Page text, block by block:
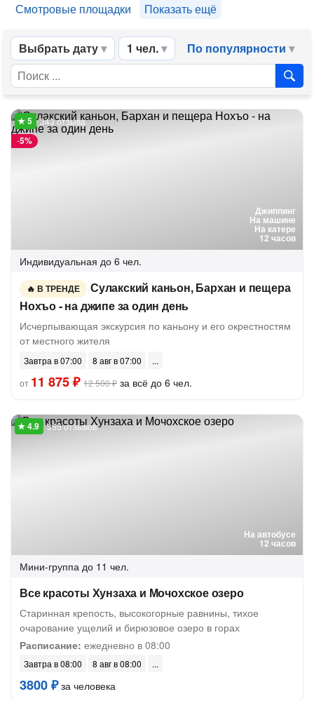
Смотровые площадки
Показать ещё
Выбрать дату 1 чел. По популярности
Джиппинг
На машине
На катере
12 часов
-5%
343 отзыва
Индивидуальная до 6 чел.
В ТРЕНДЕ
Сулакский каньон, Бархан и пещера
Нохъо - на джипе за один день
Исчерпывающая экскурсия по каньону и его окрестностям
от местного жителя
Завтра в 07:00
8 авг в 07:00
от 11 875 ₽ 12 500 ₽ за всё до 6 чел.
На автобусе
12 часов
355 отзывов
Мини-группа до 11 чел.
Все красоты Хунзаха и Мочохское озеро
Старинная крепость, высокогорные равнины, тихое
очарование ущелий и бирюзовое озеро в горах
Расписание: ежедневно в 08:00
Завтра в 08:00 8 авг в 08:00
3800 ₽за человека